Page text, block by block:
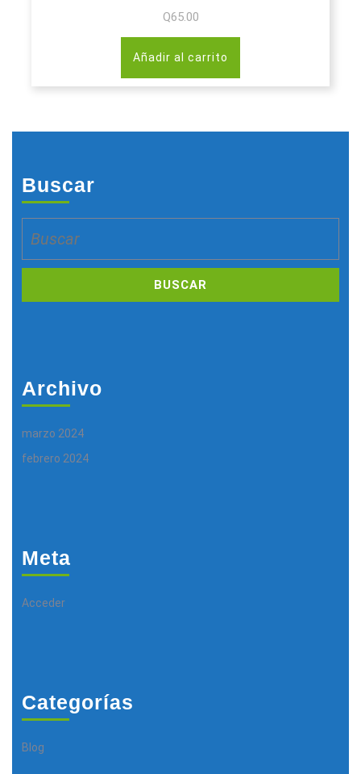
Q65.00
Añadir al carrito
Buscar
Archivo
marzo 2024
febrero 2024
Meta
Acceder
Categorías
Blog